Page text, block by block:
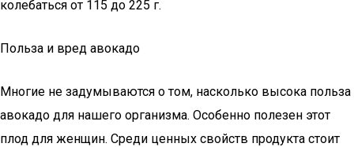
колебаться от 115 до 225 г.
Польза и вред авокадо
Многие не задумываются о том, насколько высока польза
авокадо для нашего организма. Особенно полезен этот
плод для женщин. Среди ценных свойств продукта стоит